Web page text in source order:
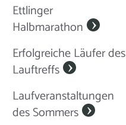
Ettlinger
Halbmarathon
Erfolgreiche Läufer des
Lauftreffs
Laufveranstaltungen
des Sommers